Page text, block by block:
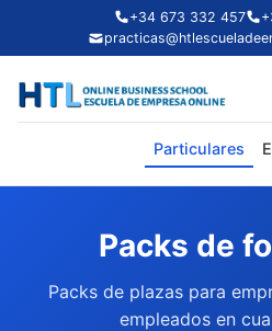
+34 673 332 457
Particulares
Packs de
Packs de plazas para
empleados en